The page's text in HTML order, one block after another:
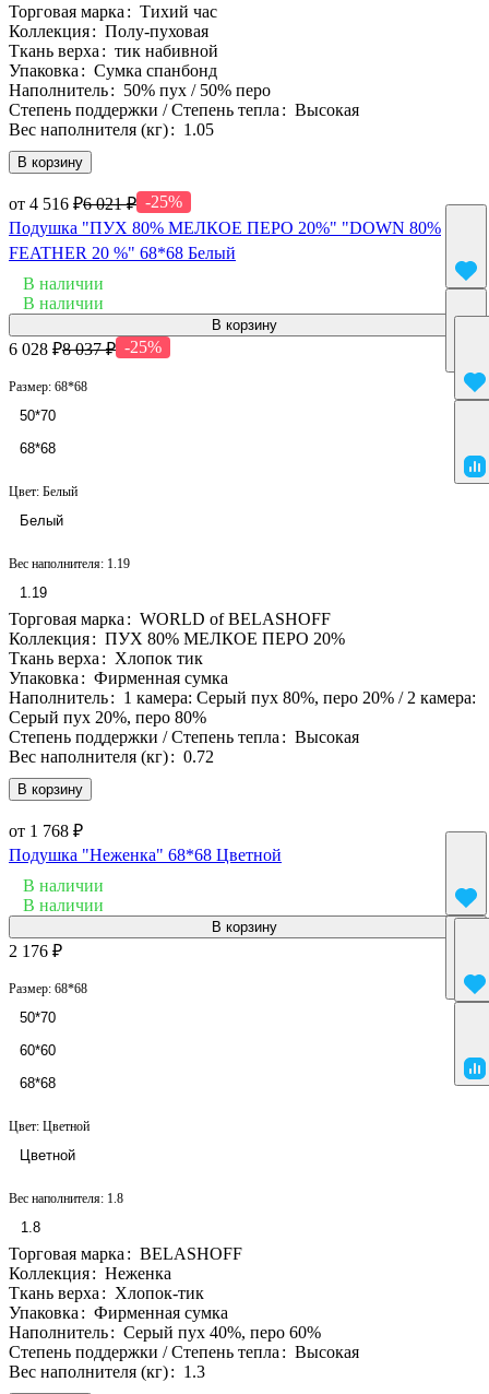
В корзину
Торговая марка : Тихий час
Коллекция: Полу-пуховая
Ткань верха : тик набивной
Упаковка : Сумка спанбонд
Наполнитель: 50% пух / 50% перо
Степень поддержки / Степень тепла : Высокая
Вес наполнителя (кг): 1.05
от 4 516 ₽6 021 ₽ -25%
Подушка "ПУХ 80% МЕЛКОЕ ПЕРО 20%" "DOWN 80%
FEATHER 20 %" 68*68 Белый
В наличии
В корзину
В наличии
В корзину
6 028 ₽8 037 ₽ -25%
Размер: 68*68
50*70
68*68
Цвет: Белый
Белый
Вес наполнителя: 1.19
1.19
Торговая марка : WORLD of BELASHOFF
Коллекция: ПУХ 80% МЕЛКОЕ ПЕРО 20%
Ткань верха : Хлопок тик
Упаковка : Фирменная сумка
Наполнитель: 1 камера: Серый пух 80%, перо 20% / 2 камера:
Серый пух 20%, перо 80%
Степень поддержки / Степень тепла : Высокая
Вес наполнителя (кг): 0.72
от 1 768 ₽
Подушка "Неженка" 68*68 Цветной
В наличии
В наличии
В корзину
2 176 ₽
Размер: 68*68
50*70
60*60
68*68
Цвет: Цветной
Цветной
Вес наполнителя: 1.8
1.8
Торговая марка : BELASHOFF
Коллекция: Неженка
Ткань верха : Хлопок-тик
Упаковка : Фирменная сумка
Наполнитель: Серый пух 40%, перо 60%
Степень поддержки / Степень тепла : Высокая
Вес наполнителя (кг): 1.3